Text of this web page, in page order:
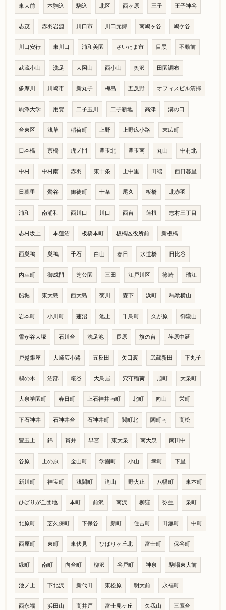
東大前 本駒込 駒込 北区 西ヶ原 王子 王子神谷
志茂 赤羽岩淵 川口市 川口元郷 南鳩ヶ谷 鳩ケ谷
川口安行 東川口 浦和美園 さいたま市 目黒 不動前
武蔵小山 洗足 大岡山 西小山 奥沢 田園調布
多摩川 川崎市 新丸子 梅島 五反野 オフィスビル清掃
駒澤大学 用賀 二子玉川 二子新地 高津 溝の口
台東区 浅草 稲荷町 上野 上野広小路 末広町
日本橋 京橋 虎ノ門 豊玉北 豊玉南 丸山 中村北
中村 中村南 赤羽 東十条 上中里 田端 西日暮里
日暮里 鶯谷 御徒町 十条 尾久 板橋 北赤羽
浦和 南浦和 西川口 川口 西台 蓮根 志村三丁目
志村坂上 本蓮沼 板橋本町 板橋区役所前 新板橋
西巣鴨 巣鴨 千石 白山 春日 水道橋 日比谷
内幸町 御成門 芝公園 三田 江戸川区 篠崎 瑞江
船堀 東大島 西大島 菊川 森下 浜町 馬喰横山
岩本町 小川町 蓮沼 池上 千鳥町 久が原 御嶽山
雪が谷大塚 石川台 洗足池 長原 旗の台 荏原中延
戸越銀座 大崎広小路 五反田 矢口渡 武蔵新田 下丸子
鵜の木 沼部 糀谷 大鳥居 穴守稲荷 旭町 大泉町
大泉学園町 春日町 上石神井南町 北町 向山 栄町
下石神井 石神井台 石神井町 関町北 関町南 高松
豊玉上 錦 貫井 早宮 東大泉 南大泉 南田中
谷原 上の原 金山町 学園町 小山 幸町 下里
新川町 神宝町 浅間町 滝山 野火止 八幡町 東本町
ひばりが丘団地 本町 前沢 南沢 柳窪 弥生 泉町
北原町 芝久保町 下保谷 新町 住吉町 田無町 中町
西原町 東町 東伏見 ひばりヶ丘北 富士町 保谷町
緑町 南町 向台町 柳沢 谷戸町 神泉 駒場東大前
池ノ上 下北沢 新代田 東松原 明大前 永福町
西永福 浜田山 高井戸 富士見ヶ丘 久我山 三鷹台